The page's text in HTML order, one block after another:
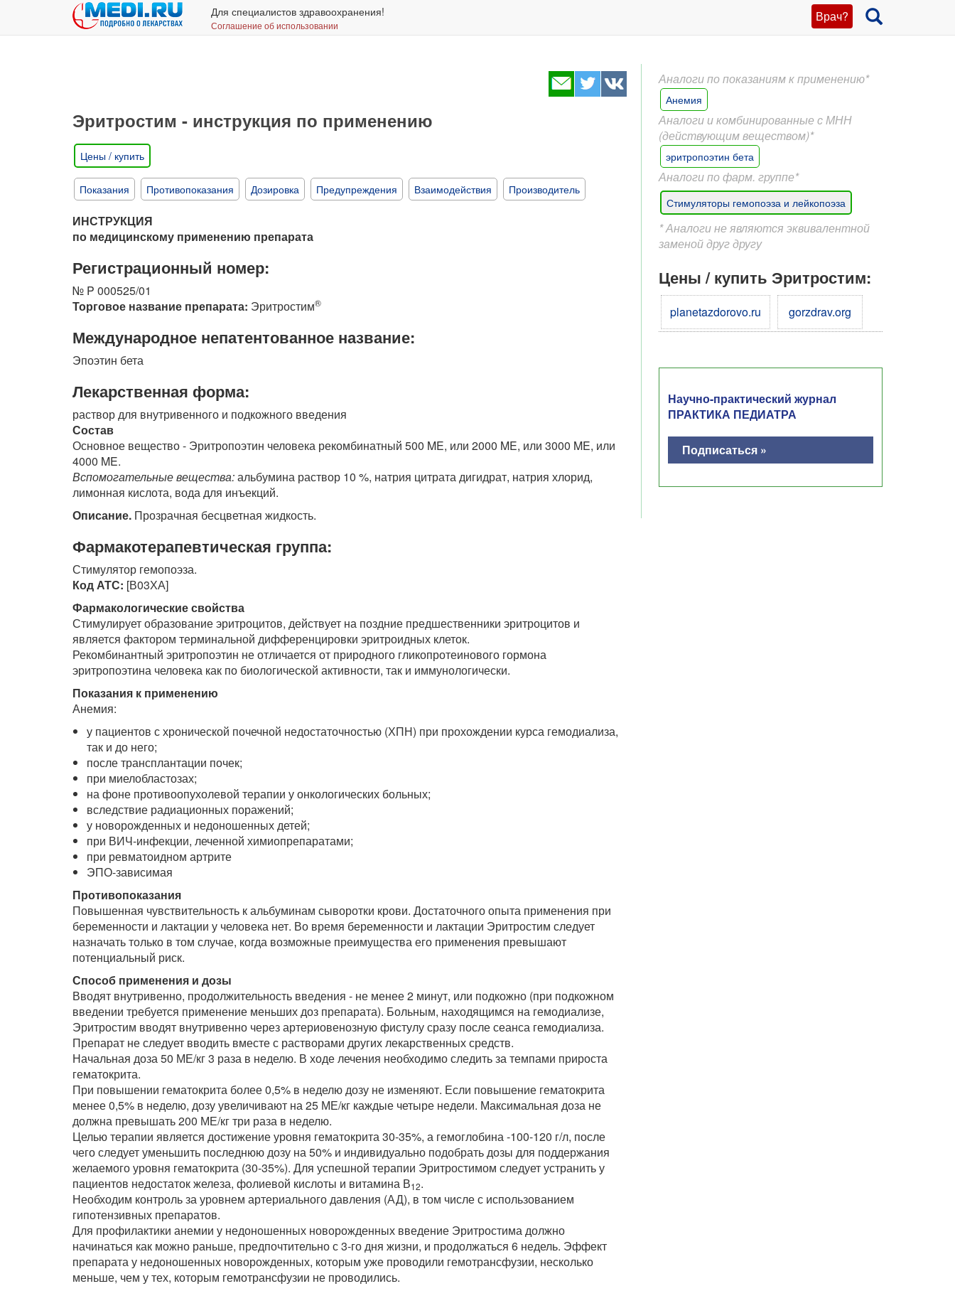
Врач?
Для специалистов здравоохранения!
Соглашение об использовании
Эритростим - инструкция по применению
Цены / купить
Показания Противопоказания Дозировка Предупреждения Взаимодействия Производитель
ИНСТРУКЦИЯ
по медицинскому применению препарата
Регистрационный номер:
№ P 000525/01
Торговое название препарата: Эритростим®
Международное непатентованное название:
Эпоэтин бета
Лекарственная форма:
раствор для внутривенного и подкожного введения
Состав
Основное вещество - Эритропоэтин человека рекомбинатный 500 ME, или 2000 ME, или 3000 ME, или
4000 ME.
Вспомогательные вещества:альбумина раствор 10 %, натрия цитрата дигидрат, натрия хлорид,
лимонная кислота, вода для инъекций.
Описание. Прозрачная бесцветная жидкость.
Фармакотерапевтическая группа:
Стимулятор гемопоэза.
Код АТС: [В03ХА]
Фармакологические свойства
Стимулирует образование эритроцитов, действует на поздние предшественники эритроцитов и
является фактором терминальной дифференцировки эритроидных клеток.
Рекомбинантный эритропоэтин не отличается от природного гликопротеинового гормона
эритропоэтина человека как по биологической активности, так и иммунологически.
Показания к применению
Анемия:
у пациентов с хронической почечной недостаточностью (ХПН) при прохождении курса гемодиализа,
так и до него;
после трансплантации почек;
при миелобластозах;
на фоне противоопухолевой терапии у онкологических больных;
вследствие радиационных поражений;
у новорожденных и недоношенных детей;
при ВИЧ-инфекции, леченной химиопрепаратами;
при ревматоидном артрите
ЭПО-зависимая
Противопоказания
Повышенная чувствительность к альбуминам сыворотки крови. Достаточного опыта применения при
беременности и лактации у человека нет. Во время беременности и лактации Эритростим следует
назначать только в том случае, когда возможные преимущества его применения превышают
потенциальный риск.
Способ применения и дозы
Вводят внутривенно, продолжительность введения - не менее 2 минут, или подкожно (при подкожном
введении требуется применение меньших доз препарата). Больным, находящимся на гемодиализе,
Эритростим вводят внутривенно через артериовенозную фистулу сразу после сеанса гемодиализа.
Препарат не следует вводить вместе с растворами других лекарственных средств.
Начальная доза 50 МЕ/кг 3 раза в неделю. В ходе лечения необходимо следить за темпами прироста
гематокрита.
При повышении гематокрита более 0,5% в неделю дозу не изменяют. Если повышение гематокрита
менее 0,5% в неделю, дозу увеличивают на 25 МЕ/кг каждые четыре недели. Максимальная доза не
должна превышать 200 МЕ/кг три раза в неделю.
Целью терапии является достижение уровня гематокрита 30-35%, а гемоглобина -100-120 г/л, после
чего следует уменьшить последнюю дозу на 50% и индивидуально подобрать дозы для поддержания
желаемого уровня гематокрита (30-35%). Для успешной терапии Эритростимом следует устранить у
пациентов недостаток железа, фолиевой кислоты и витамина В12.
Необходим контроль за уровнем артериального давления (АД), в том числе с использованием
гипотензивных препаратов.
Для профилактики анемии у недоношенных новорожденных введение Эритростима должно
начинаться как можно раньше, предпочтительно с 3-го дня жизни, и продолжаться 6 недель. Эффект
препарата у недоношенных новорожденных, которым уже проводили гемотрансфузии, несколько
меньше, чем у тех, которым гемотрансфузии не проводились.
Аналоги по показаниям к применению*
Анемия
Аналоги и комбинированные с МНН
(действующим веществом)*
эритропоэтин бета
Аналоги по фарм. группе*
Стимуляторы гемопоэза и лейкопоэза
* Аналоги не являются эквивалентной
заменой друг другу
Цены / купить Эритростим:
planetazdorovo.ru gorzdrav.org
Научно-практический журнал
ПРАКТИКА ПЕДИАТРА
Подписаться »